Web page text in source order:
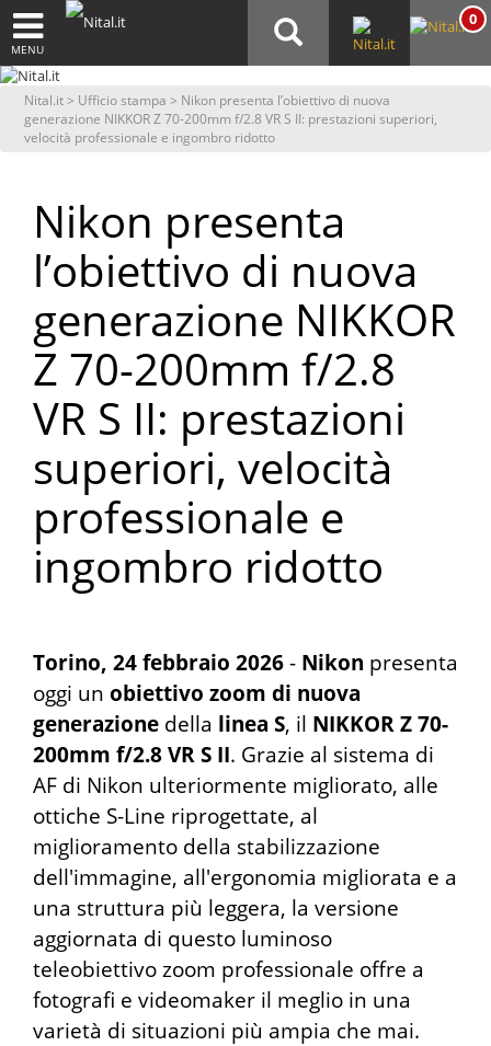
MENU
0
Nital.it> Ufficio stampa > Nikon presenta l’obiettivo di nuova
generazione NIKKOR Z 70-200mm f/2.8 VR S II: prestazioni superiori,
velocità professionale e ingombro ridotto
Nikon presenta
l’obiettivo di nuova
generazione NIKKOR
Z 70-200mm f/2.8
VR S II: prestazioni
superiori, velocità
professionale e
ingombro ridotto
Torino, 24 febbraio 2026- Nikon presenta
oggi un obiettivo zoom di nuova
generazione della linea S, il NIKKOR Z 70-
200mm f/2.8 VR S II. Grazie al sistema di
AF di Nikon ulteriormente migliorato, alle
ottiche S-Line riprogettate, al
miglioramento della stabilizzazione
dell'immagine, all'ergonomia migliorata e a
una struttura più leggera, la versione
aggiornata di questo luminoso
teleobiettivo zoom professionale offre a
fotografi e videomaker il meglio in una
varietà di situazioni più ampia che mai.